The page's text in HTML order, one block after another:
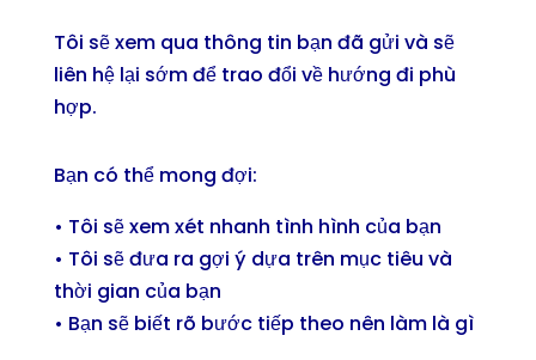
Tôi sẽ xem qua thông tin bạn đã gửi và sẽ
liên hệ lại sớm để trao đổi về hướng đi phù
hợp.
Bạn có thể mong đợi:
• Tôi sẽ xem xét nhanh tình hình của bạn
• Tôi sẽ đưa ra gợi ý dựa trên mục tiêu và
thời gian của bạn
• Bạn sẽ biết rõ bước tiếp theo nên làm là gì